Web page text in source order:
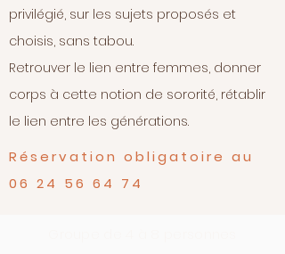
privilégié, sur les sujets proposés et
choisis, sans tabou.
Retrouver le lien entre femmes, donner
corps à cette notion de sororité, rétablir
le lien entre les générations.
Réservation obligatoire au
06 24 56 64 74